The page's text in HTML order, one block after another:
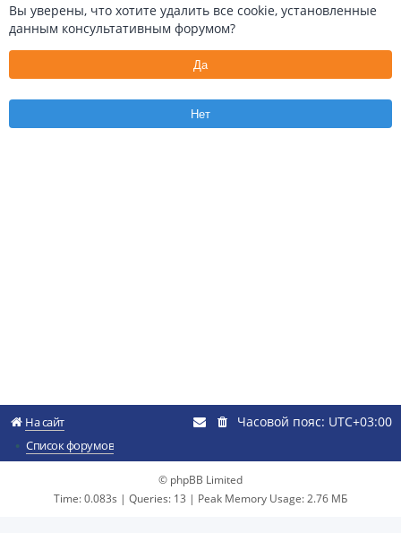
Вы уверены, что хотите удалить все cookie, установленные
данным консультативным форумом?
На сайт
Список форумов
Часовой пояс: UTC+03:00
© phpBB Limited
Time: 0.083s | Queries: 13 | Peak Memory Usage: 2.76 МБ